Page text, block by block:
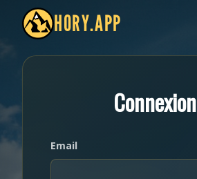
HORY.APP
Connexion
Email